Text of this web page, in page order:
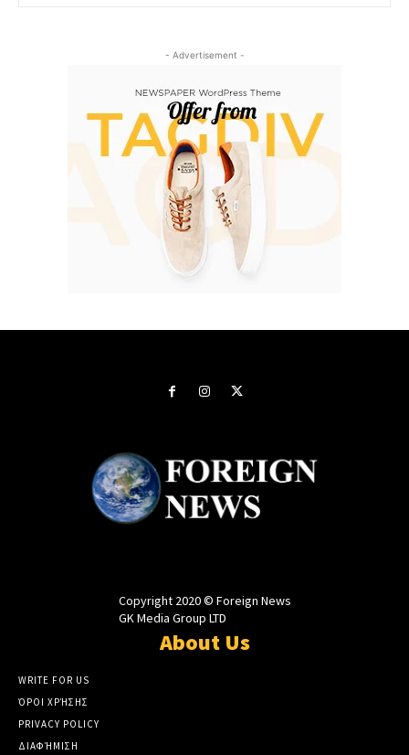
- Advertisement -
Copyright 2020 © Foreign News
GK Media Group LTD
About Us
WRITE FOR US
ΌΡΟΙ ΧΡΉΣΗΣ
PRIVACY POLICY
ΔΙΑΦΉΜΙΣΗ